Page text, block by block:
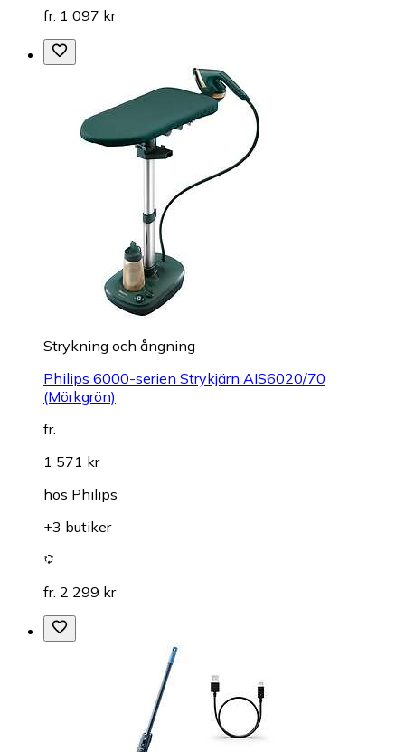
fr. 1 097 kr
Strykning och ångning
Philips 6000-serien Strykjärn AIS6020/70
(Mörkgrön)
fr.
1 571 kr
hos Philips
+3 butiker
fr. 2 299 kr